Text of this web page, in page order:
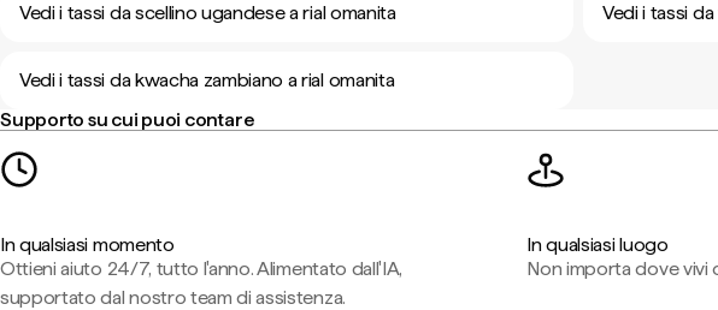
Vedi i tassi da scellino ugandese a rial omanita Vedi i tassi
Vedi i tassi da kwacha zambiano a rial omanita
Supporto su cui puoi contare
In qualsiasi momento
Ottieni aiuto 24/7, tutto l'anno. Alimentato dall'IA,
supportato dal nostro team di assistenza.
In qualsiasi luogo
Non importa dove vivi